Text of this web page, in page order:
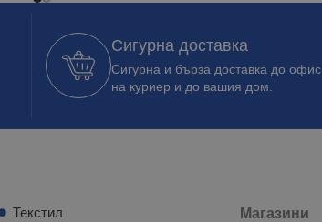
Сигурна доставка
Сигурна и бърза доставка до офис
на куриер и до вашия дом.
Текстил
Магазини